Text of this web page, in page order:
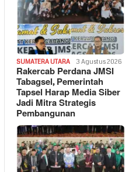
SUMATERA UTARA 3 Agustus 2026
Rakercab Perdana JMSI
Tabagsel, Pemerintah
Tapsel Harap Media Siber
Jadi Mitra Strategis
Pembangunan